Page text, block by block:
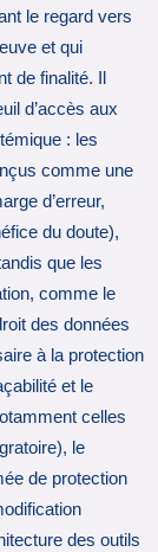
le regard vers
et qui
de finalité. Il
d’accès aux
: les
comme une
d’erreur,
du doute),
que les
comme le
des données
à la protection
et le
celles
le
de protection
des outils